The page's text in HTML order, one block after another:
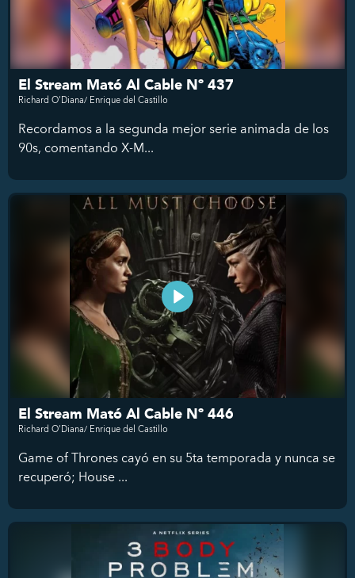
El Stream Mató Al Cable Nº 437
Richard O'Diana/ Enrique del Castillo
Recordamos a la segunda mejor serie animada de los
90s, comentando X-M...
El Stream Mató Al Cable Nº 446
Richard O'Diana/ Enrique del Castillo
Game of Thrones cayó en su 5ta temporada y nunca se
recuperó; House ...